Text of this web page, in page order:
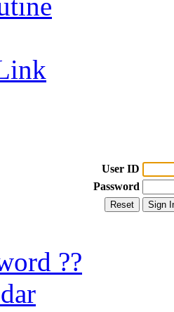
User ID
Password
??